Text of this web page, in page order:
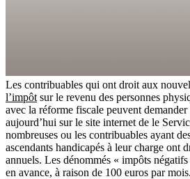
Les contribuables qui ont droit aux
l’impôt sur le revenu des personnes
avec la réforme fiscale peuvent
aujourd’hui sur le site internet de le
nombreuses ou les contribuables ayant
ascendants handicapés à leur charge ont
annuels. Les dénommés « impôts
en avance, à raison de 100 euros par mois.